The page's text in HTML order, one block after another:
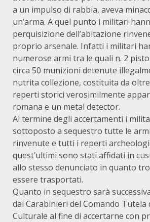
a un impulso di rabbia, aveva
un’arma. A quel punto i militari
perquisizione dell’abitazione
proprio arsenale. Infatti i militari
numerose armi tra le quali n. 2
circa 50 munizioni detenute
nutrita collezione, costituita da
reperti storici verosimilmente
romana e un metal detector.
Al termine degli accertamenti i
sottoposto a sequestro tutte le
rinvenute e tutti i reperti
quest’ultimi sono stati affidati in
allo stesso denunciato in quanto
essere trasportati.
Quanto in sequestro sarà
dai Carabinieri del Comando Tutela
Culturale al fine di accertarne con